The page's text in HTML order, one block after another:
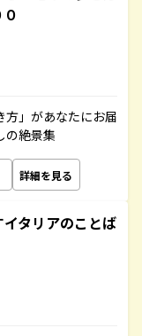
方」があなたにお届
の絶景集
詳細を見る
タリアのことば